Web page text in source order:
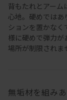
背もたれとアーム
心地。硬めではあ
ションを置かな
様に硬めで弾力が
場所が制限されま
無垢材を組み